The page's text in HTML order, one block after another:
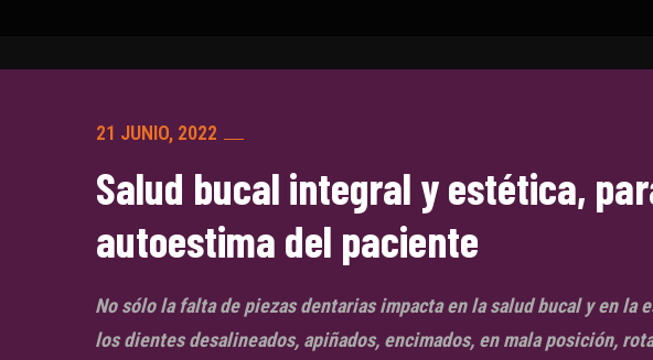
21 JUNIO, 2022
Salud bucal integral y estética,
autoestima del paciente
No sólo la falta de piezas dentarias impacta en la salud bucal y en la
los dientes desalineados, apiñados, encimados, en mala posición,